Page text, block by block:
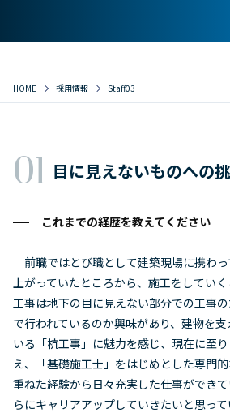
HOME 採用情報 Staff03
目に見えないものへの
これまでの経歴を教えてください
前職ではとび職として建築現場に携わ
上がっていたところから、施工をしてい
工事は地下の目に見えない部分での工事
で行われているのか興味があり、建物を
いる「杭工事」に魅力を感じ、現在に至
え、「基礎施工士」をはじめとした専門
重ねた経験から日々充実した仕事ができ
らにキャリアアップしていきたいと思って